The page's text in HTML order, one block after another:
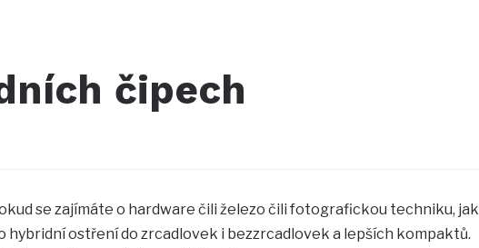
čipech
se zajímáte o hardware čili železo čili fotografickou techniku, jak
hybridní ostření do zrcadlovek i bezzrcadlovek a lepších kompaktů.